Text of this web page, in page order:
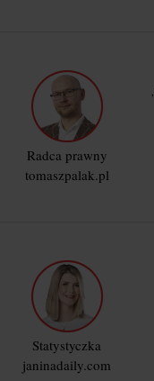
Radca prawny
tomaszpalak.pl
Statystyczka
janinadaily.com